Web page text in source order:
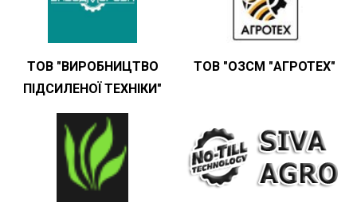
ТОВ "ВИРОБНИЦТВО
ПІДСИЛЕНОЇ ТЕХНІКИ"
ТОВ "ОЗСМ "АГРОТЕХ"